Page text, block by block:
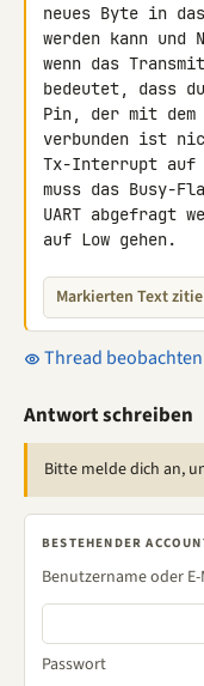
neues Byte in
werden kann und
wenn das
bedeutet, dass
Pin, der mit dem
verbunden ist
Tx-Interrupt auf
muss das Busy-
UART abgefragt
auf Low gehen.
Markierten Text
Thread beobachten
Antwort schreiben
Bitte melde dich an,
BESTEHENDER
Benutzername oder
Passwort